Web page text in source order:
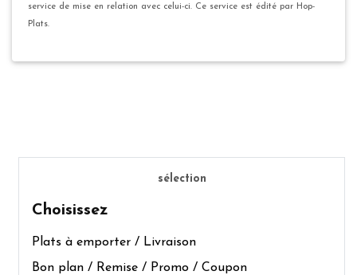
service de mise en relation avec celui-ci. Ce service est édité par Hop-
Plats.
sélection
Choisissez
Plats à emporter / Livraison
Bon plan / Remise / Promo / Coupon